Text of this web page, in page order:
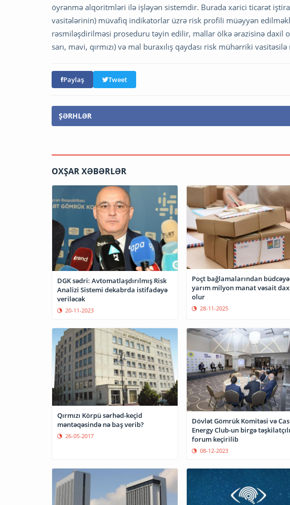
öyrənmə alqoritmləri ilə işləyən sistemdir. Burada xarici ticarət
vasitələrinin) müvafiq indikatorlar üzrə risk profili müəyyən
rəsmiləşdirilməsi proseduru təyin edilir, mallar ölkə ərazisinə daxil
sarı, mavi, qırmızı) və mal buraxılış qaydası risk mühərriki
Paylaş Tweet
ŞƏRHLƏR
OXŞAR XƏBƏRLƏR
DGK sədri: Avtomatlaşdırılmış Risk
Analizi Sistemi dekabrda istifadəyə
veriləcək
20-11-2023
Poçt bağlamalarından büdcəyə
yarım milyon manat vəsait
olur
28-11-2025
Qırmızı Körpü sərhəd-keçid
məntəqəsində nə baş verib?
26-05-2017
Dövlət Gömrük Komitəsi və
Energy Club-un birgə
forum keçirilib
08-12-2023